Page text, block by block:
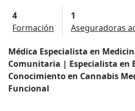
4
Formación
1
Aseguradoras
Médica Especialista en
Comunitaria | Especialista en
Conocimiento en Cannabis
Funcional